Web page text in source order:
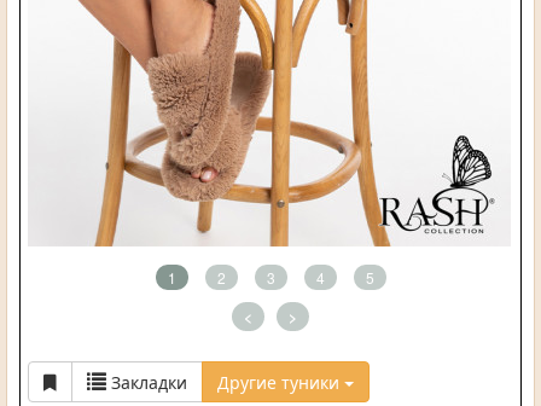
1 2 3 4 5
< >
Закладки Другие туники